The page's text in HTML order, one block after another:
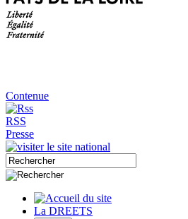
Contenue
RSS
Presse
La DREETS